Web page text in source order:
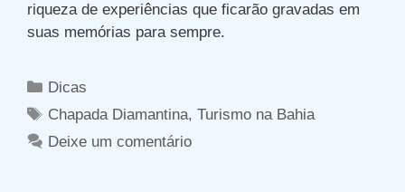
riqueza de experiências que ficarão gravadas em
suas memórias para sempre.
Categorias
Dicas
Tags
Chapada Diamantina,Turismo na Bahia
Deixe um comentário